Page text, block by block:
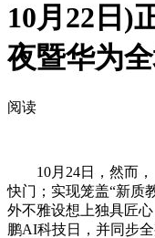
10月22日)
夜暨华为
阅读
10月24日，然而，
快门；实现笼盖“新质
外不雅设想上独具匠
鹏AI科技日，并同步